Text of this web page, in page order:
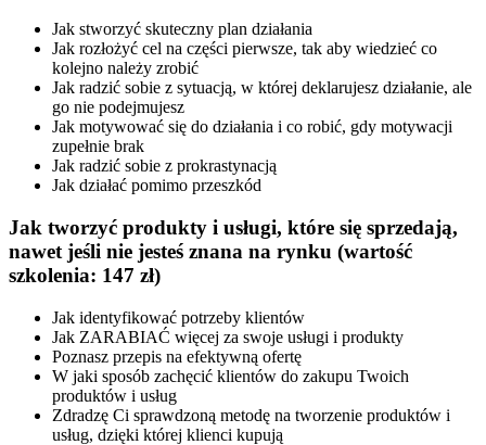
Jak stworzyć skuteczny plan działania
Jak rozłożyć cel na części pierwsze, tak aby wiedzieć co
kolejno należy zrobić
Jak radzić sobie z sytuacją, w której deklarujesz działanie, ale
go nie podejmujesz
Jak motywować się do działania i co robić, gdy motywacji
zupełnie brak
Jak radzić sobie z prokrastynacją
Jak działać pomimo przeszkód
Jak tworzyć produkty i usługi, które się sprzedają,
nawet jeśli nie jesteś znana na rynku (wartość
szkolenia: 147 zł)
Jak identyfikować potrzeby klientów
Jak ZARABIAĆ więcej za swoje usługi i produkty
Poznasz przepis na efektywną ofertę
W jaki sposób zachęcić klientów do zakupu Twoich
produktów i usług
Zdradzę Ci sprawdzoną metodę na tworzenie produktów i
usług, dzięki której klienci kupują